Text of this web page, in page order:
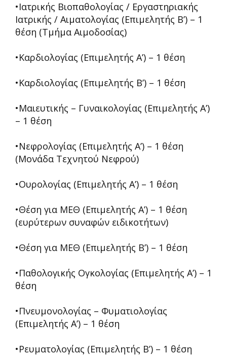
•Ιατρικής Βιοπαθολογίας / Εργαστηριακής
Ιατρικής / Αιματολογίας (Επιμελητής Β’) – 1
θέση (Τμήμα Αιμοδοσίας)
•Καρδιολογίας (Επιμελητής Α’) – 1 θέση
•Καρδιολογίας (Επιμελητής Β’) – 1 θέση
•Μαιευτικής – Γυναικολογίας (Επιμελητής Α’)
– 1 θέση
•Νεφρολογίας (Επιμελητής Α’) – 1 θέση
(Μονάδα Τεχνητού Νεφρού)
•Ουρολογίας (Επιμελητής Α’) – 1 θέση
•Θέση για ΜΕΘ (Επιμελητής Α’) – 1 θέση
(ευρύτερων συναφών ειδικοτήτων)
•Θέση για ΜΕΘ (Επιμελητής Β’) – 1 θέση
•Παθολογικής Ογκολογίας (Επιμελητής Α’) – 1
θέση
•Πνευμονολογίας – Φυματιολογίας
(Επιμελητής Α’) – 1 θέση
•Ρευματολογίας (Επιμελητής Β’) – 1 θέση